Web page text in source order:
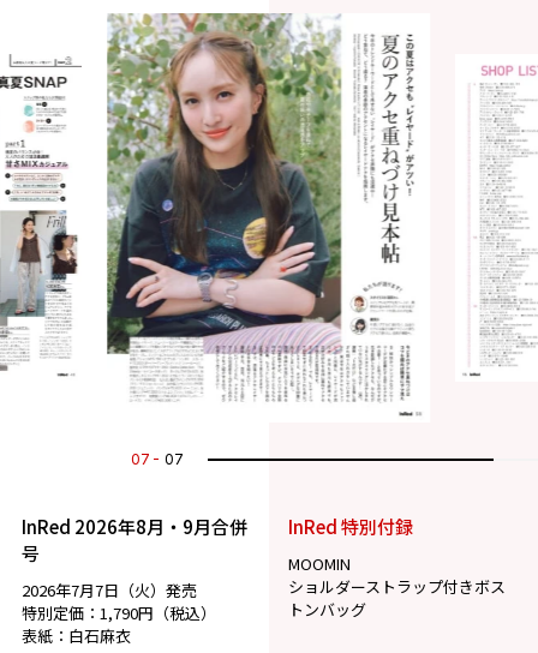
07 07
InRed 2026年8月・9月合併
号
2026年7月7日（火）発売
特別定価：1,790円（税込）
表紙：白石麻衣
InRed 特別付録
MOOMIN
ショルダーストラップ付きボス
トンバッグ